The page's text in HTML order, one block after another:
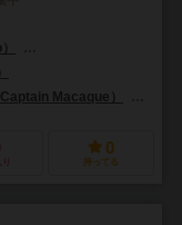
Macaque）
0
持ってる